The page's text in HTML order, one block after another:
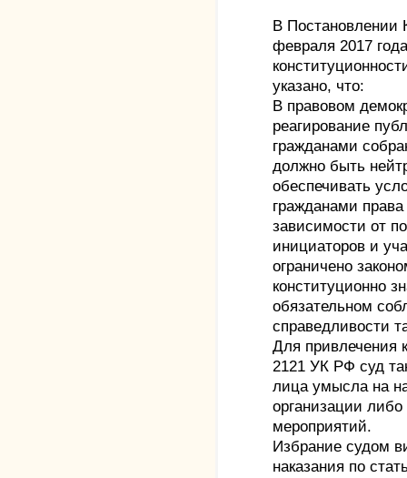
В Постановлении
февраля 2017
указано, что:
В правовом
реагирование
гражданами
должно быть
обеспечивать
гражданами
зависимости от
инициаторов и
ограничено
конституционно
обязательном
справедливости
Для привлечения
2121 УК РФ суд
лица умысла на
организации
мероприятий.
Избрание судом
наказания по